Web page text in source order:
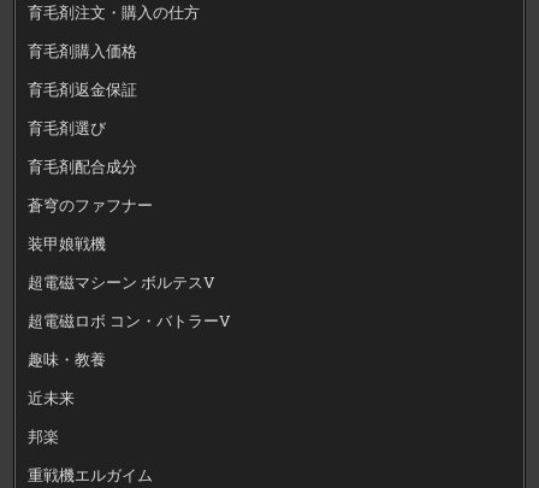
育毛剤注文・購入の仕方
育毛剤購入価格
育毛剤返金保証
育毛剤選び
育毛剤配合成分
蒼穹のファフナー
装甲娘戦機
超電磁マシーン ボルテスV
超電磁ロボ コン・バトラーV
趣味・教養
近未来
邦楽
重戦機エルガイム